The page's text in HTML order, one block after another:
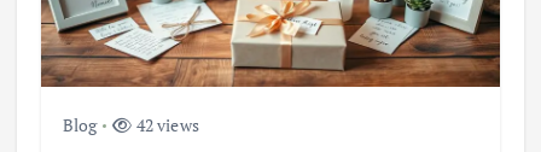
Blog 42 views